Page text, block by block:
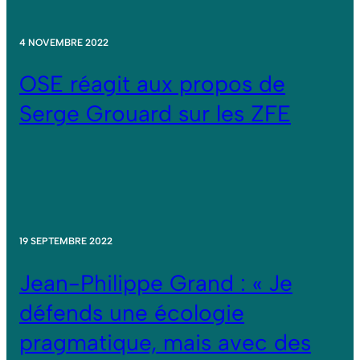
4 NOVEMBRE 2022
OSE réagit aux propos de
Serge Grouard sur les ZFE
19 SEPTEMBRE 2022
Jean-Philippe Grand : « Je
défends une écologie
pragmatique, mais avec des